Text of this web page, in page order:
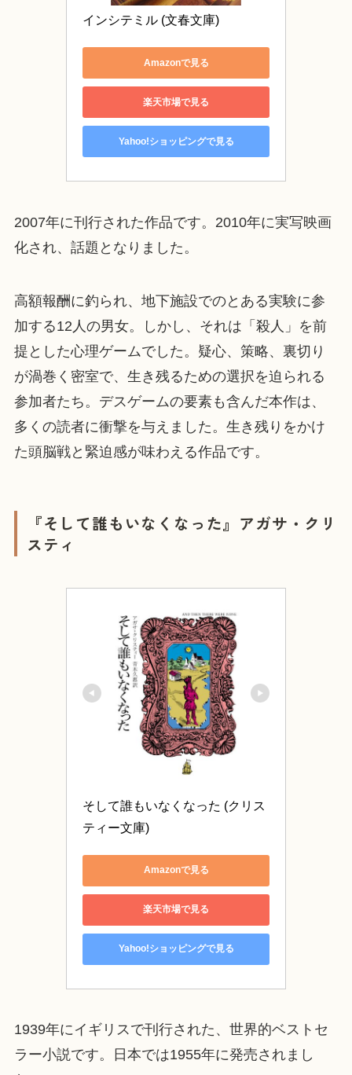
インシテミル (文春文庫)
Amazonで見る
楽天市場で見る
Yahoo!ショッピングで見る
2007年に刊行された作品です。2010年に実写映画
化され、話題となりました。
高額報酬に釣られ、地下施設でのとある実験に参
加する12人の男女。しかし、それは「殺人」を前
提とした心理ゲームでした。疑心、策略、裏切り
が渦巻く密室で、生き残るための選択を迫られる
参加者たち。デスゲームの要素も含んだ本作は、
多くの読者に衝撃を与えました。生き残りをかけ
た頭脳戦と緊迫感が味わえる作品です。
『そして誰もいなくなった』アガサ・クリ
スティ
そして誰もいなくなった (クリス
ティー文庫)
Amazonで見る
楽天市場で見る
Yahoo!ショッピングで見る
1939年にイギリスで刊行された、世界的ベストセ
ラー小説です。日本では1955年に発売されまし